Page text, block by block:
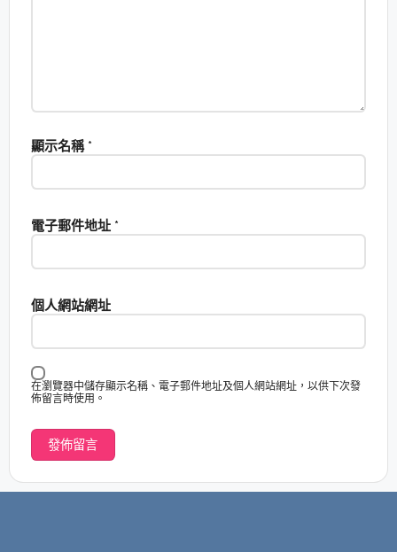
顯示名稱 *
電子郵件地址 *
個人網站網址
在瀏覽器中儲存顯示名稱、電子郵件地址及個人網站網址，以供下次發
佈留言時使用。